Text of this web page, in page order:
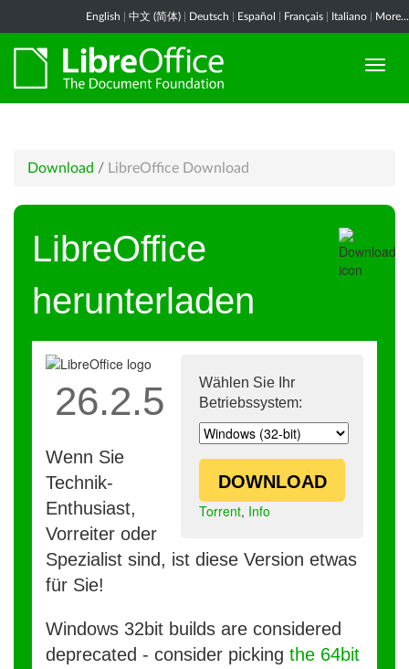
English 中文 (简体) Deutsch Español Français Italiano More...
Download / LibreOffice Download
LibreOffice
herunterladen
Wählen Sie Ihr
Betriebssystem:
DOWNLOAD
Torrent, Info
26.2.5
Wenn Sie
Technik-
Enthusiast,
Vorreiter oder
Spezialist sind, ist diese Version etwas
für Sie!
Windows 32bit builds are considered
deprecated - consider picking the 64bit